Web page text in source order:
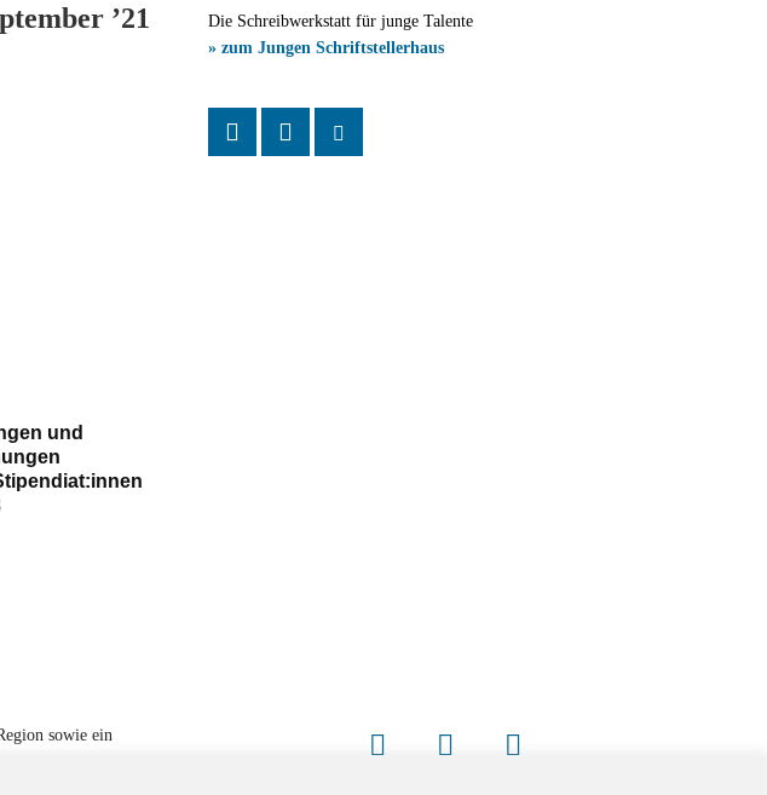
’21
und
Die Schreibwerkstatt für junge Talente
» zum Jungen Schriftstellerhaus
sowie ein